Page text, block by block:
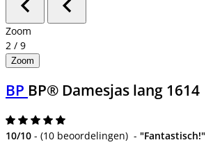
Zoom
2 / 9
Zoom
BP BP® Damesjas lang 1614
10/10 - (10 beoordelingen) - "Fantastisch!"